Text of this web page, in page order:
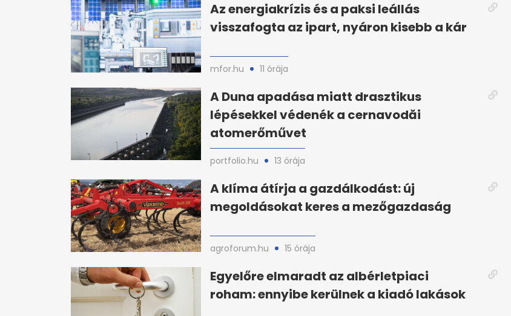
Az energiakrízis és a paksi leállás
visszafogta az ipart, nyáron kisebb a kár
mfor.hu 11 órája
A Duna apadása miatt drasztikus
lépésekkel védenék a cernavodăi
atomerőművet
portfolio.hu 13 órája
A klíma átírja a gazdálkodást: új
megoldásokat keres a mezőgazdaság
agroforum.hu 15 órája
Egyelőre elmaradt az albérletpiaci
roham: ennyibe kerülnek a kiadó lakások